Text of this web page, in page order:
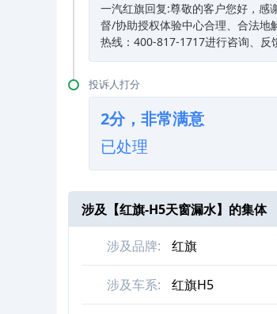
一汽红旗回复:尊敬的客户您好，感
督/协助授权体验中心合理、合法地
热线：400-817-1717进行咨询、反
投诉人打分
2分，非常满意
已处理
涉及【红旗-H5天窗漏水】的集体
涉及品牌: 红旗
涉及车系: 红旗H5